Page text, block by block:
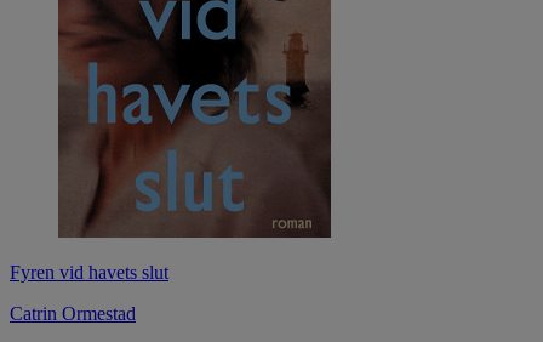
Fyren vid havets slut
Catrin Ormestad